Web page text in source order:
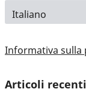
Informativa sulla
Articoli recenti